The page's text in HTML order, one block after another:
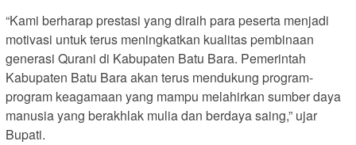
“Kami berharap prestasi yang diraih para peserta menjadi
motivasi untuk terus meningkatkan kualitas pembinaan
generasi Qurani di Kabupaten Batu Bara. Pemerintah
Kabupaten Batu Bara akan terus mendukung program-
program keagamaan yang mampu melahirkan sumber daya
manusia yang berakhlak mulia dan berdaya saing,” ujar
Bupati.